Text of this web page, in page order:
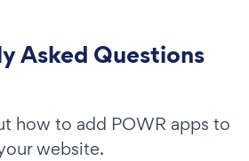
Asked Questions
how to add POWR apps to
website.